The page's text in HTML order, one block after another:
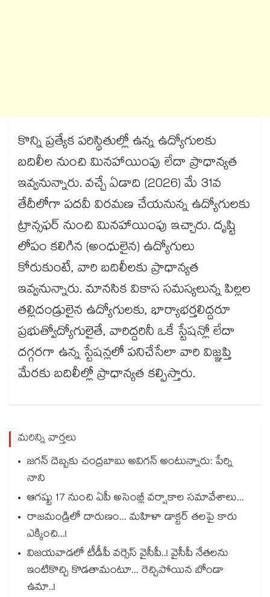
కొన్ని ప్రత్యేక పరిస్థితుల్లో ఉన్న ఉద్యోగులకు
బదిలీల నుంచి మినహాయింపు లేదా ప్రాధాన్యత
ఇవ్వనున్నారు. వచ్చే ఏడాది (2026) మే 31వ
తేదీలోగా పదవీ విరమణ చేయనున్న ఉద్యోగులకు
ట్రాన్సఫర్​ నుంచి మినహాయింపు ఇచ్చారు. దృష్టి
లోపం కలిగిన (అంధులైన) ఉద్యోగులు
కోరుకుంటే, వారి బదిలీలకు ప్రాధాన్యత
ఇవ్వనున్నారు. మానసిక వికాస సమస్యలున్న పిల్లల
తల్లిదండ్రులైన ఉద్యోగులకు, భార్యాభర్తలిద్దరూ
ప్రభుత్వోద్యోగులైతే, వారిద్దరినీ ఒకే స్టేషన్లో లేదా
దగ్గరగా ఉన్న స్టేషన్లలో పనిచేసేలా వారి విజ్ఞప్తి
మేరకు బదిలీల్లో ప్రాధాన్యత కల్పిస్తారు.
మరిన్ని వార్తలు
జగన్ దెబ్బకు చంద్రబాబు అవిగన్ అంటున్నారు: పేర్ని
నాని
ఆగష్టు 17 నుంచి ఏపీ అసెంబ్లీ వర్షాకాల సమావేశాలు...
రాజమండ్రిలో దారుణం... మహిళా డాక్టర్ తలపై కారు
ఎక్కించి...!
విజయవాడలో టీడీపీ వర్సెస్ వైసీపీ..! వైసీపీ నేతలను
ఇంటికొచ్చి కొడతామంటూ... రెచ్చిపోయిన బోండా
ఉమా..!